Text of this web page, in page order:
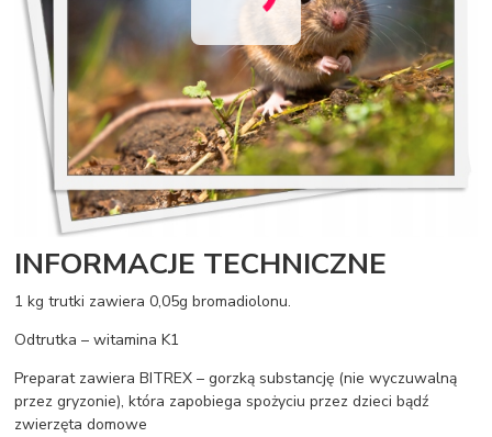
INFORMACJE TECHNICZNE
1 kg trutki zawiera 0,05g bromadiolonu.
Odtrutka – witamina K1
Preparat zawiera BITREX – gorzką substancję (nie wyczuwalną
przez gryzonie), która zapobiega spożyciu przez dzieci bądź
zwierzęta domowe